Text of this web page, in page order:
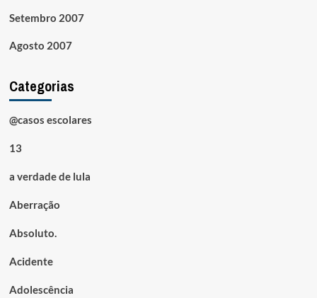
Setembro 2007
Agosto 2007
Categorias
@casos escolares
13
a verdade de lula
Aberração
Absoluto.
Acidente
Adolescência